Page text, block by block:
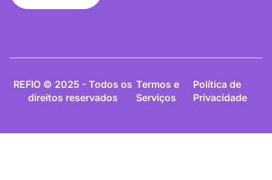
REFIO © 2025 - Todos os
direitos reservados
Termos e
Serviços
Política de
Privacidade